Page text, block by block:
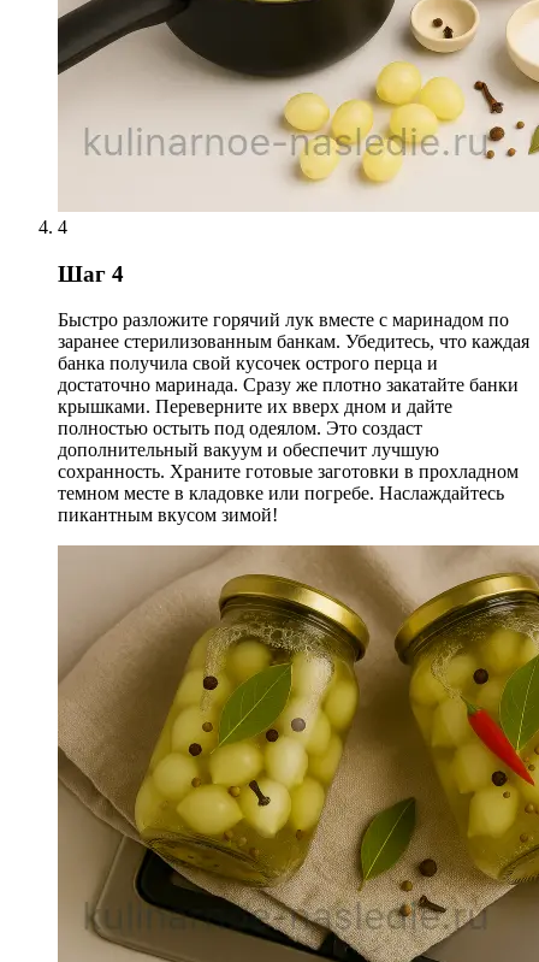
4
Шаг 4
Быстро разложите горячий лук вместе с маринадом по
заранее стерилизованным банкам. Убедитесь, что каждая
банка получила свой кусочек острого перца и
достаточно маринада. Сразу же плотно закатайте банки
крышками. Переверните их вверх дном и дайте
полностью остыть под одеялом. Это создаст
дополнительный вакуум и обеспечит лучшую
сохранность. Храните готовые заготовки в прохладном
темном месте в кладовке или погребе. Наслаждайтесь
пикантным вкусом зимой!